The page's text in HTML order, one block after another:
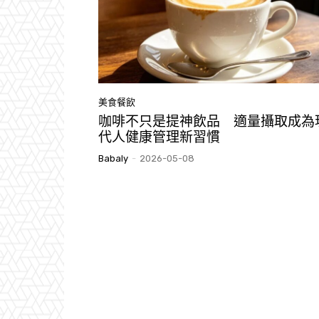
美食餐飲
咖啡不只是提神飲品 適量攝取成為
代人健康管理新習慣
Babaly - 2026-05-08